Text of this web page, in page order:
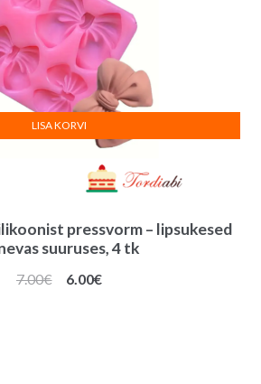
pressvorm – lipsukesed
suuruses, 4 tk
7.00€
Algne
6.00€Praegune
LISA KORVI